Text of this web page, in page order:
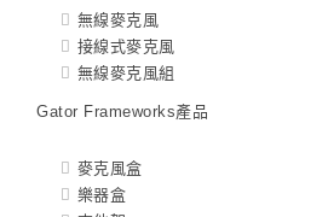
無線麥克風
接線式麥克風
無線麥克風組
Gator Frameworks產品
麥克風盒
樂器盒